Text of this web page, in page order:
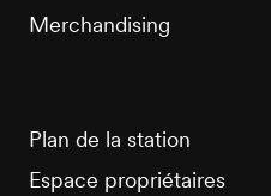
Merchandising
Plan de la station
Espace propriétaires